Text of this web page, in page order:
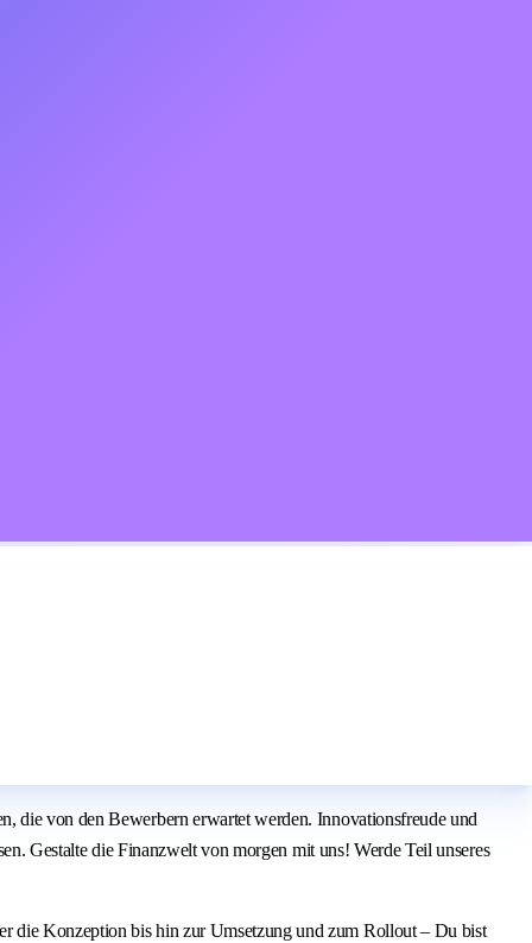
die von den Bewerbern erwartet werden. Innovationsfreude und
Gestalte die Finanzwelt von morgen mit uns! Werde Teil unseres
die Konzeption bis hin zur Umsetzung und zum Rollout – Du bist